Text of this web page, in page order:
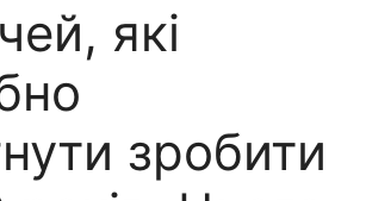
які
зробити